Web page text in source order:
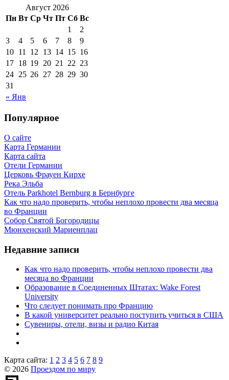
Август 2026
Пн Вт Ср Чт Пт Сб Вс
« Янв
1
2
3
4 5 6 7 8
9
10 11 12 13 14 15 16
17 18 19 20 21 22 23
24 25 26 27 28 29 30
31
Популярное
О сайте
Карта Германии
Карта сайта
Отели Германии
Церковь Фрауен Кирхе
Река Эльба
Отель Parkhotel Bernburg в Бернбурге
Как что надо проверить, чтобы неплохо провести два месяца
во Франции
Собор Святой Богородицы
Мюнхенский Мариенплац
Недавние записи
Как что надо проверить, чтобы неплохо провести два
месяца во Франции
Образование в Соединенных Штатах: Wake Forest
University
Что следует понимать про Францию
В какой университет реально поступить учиться в США
Сувениры, отели, визы и радио Китая
Карта сайта: 1 2 3 4 5 6 7 8 9
© 2026 Проездом по миру